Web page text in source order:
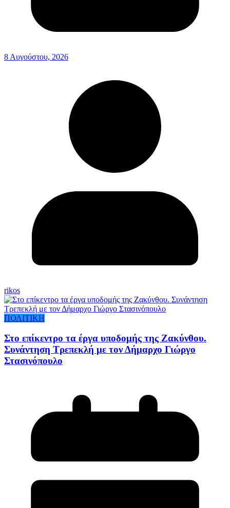
8 Αυγούστου, 2026
rikos
ΠΟΛΙΤΙΚΗ
Στο επίκεντρο τα έργα υποδομής της Ζακύνθου.
Συνάντηση Τρεπεκλή με τον Δήμαρχο Γιώργο
Στασινόπουλο